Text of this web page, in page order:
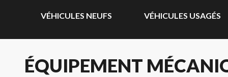
VÉHICULES NEUFS VÉHICULES USAGÉS
ÉQUIPEMENT